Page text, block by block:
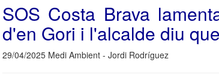
SOS Costa Brava
d'en Gori i l'alcalde diu
29/04/2025 Medi Ambient - Jordi Rodríguez